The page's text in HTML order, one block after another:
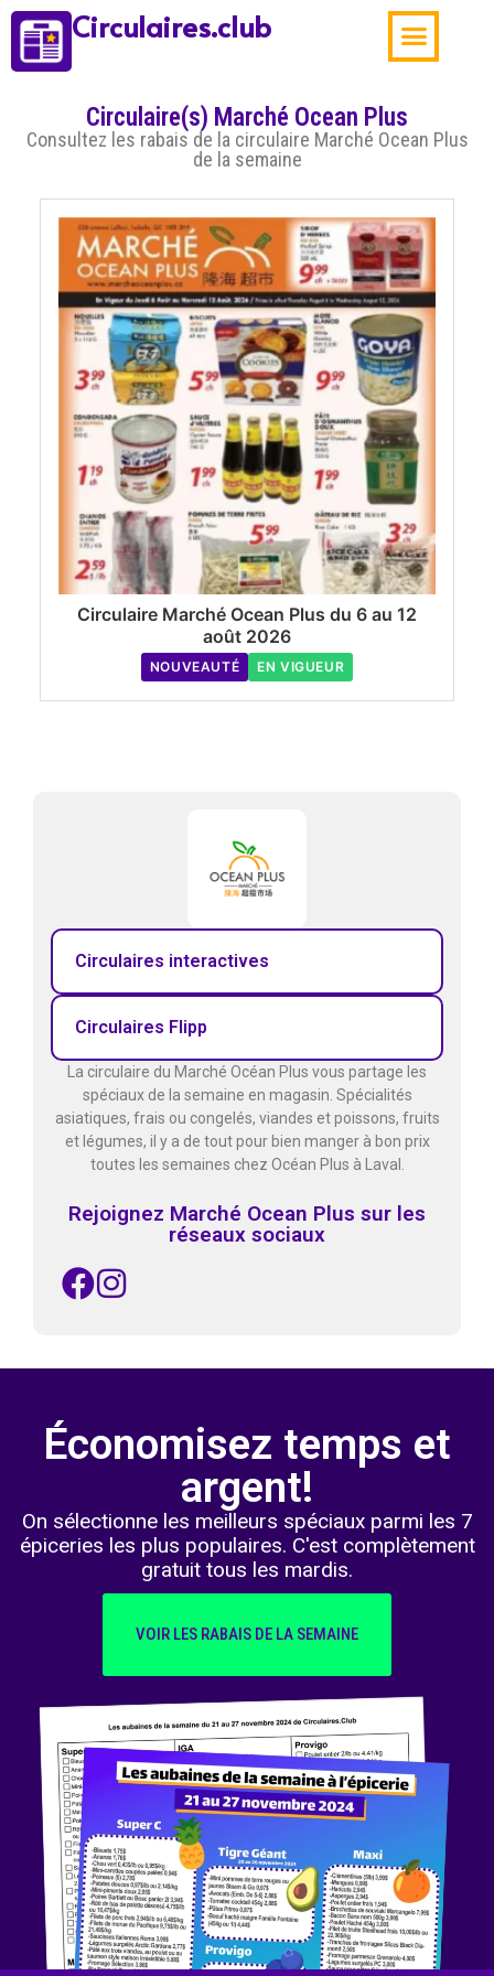
Circulaires.club
Circulaire(s) Marché Ocean Plus
Consultez les rabais de la circulaire Marché Ocean Plus
de la semaine
Circulaire Marché Ocean Plus du 6 au 12
août 2026
NOUVEAUTÉ EN VIGUEUR
Circulaires interactives
Circulaires Flipp
La circulaire du Marché Océan Plus vous partage les
spéciaux de la semaine en magasin. Spécialités
asiatiques, frais ou congelés, viandes et poissons, fruits
et légumes, il y a de tout pour bien manger à bon prix
toutes les semaines chez Océan Plus à Laval.
Rejoignez Marché Ocean Plus sur les
réseaux sociaux
Économisez temps et
argent!
On sélectionne les meilleurs spéciaux parmi les 7
épiceries les plus populaires. C'est complètement
gratuit tous les mardis.
VOIR LES RABAIS DE LA SEMAINE